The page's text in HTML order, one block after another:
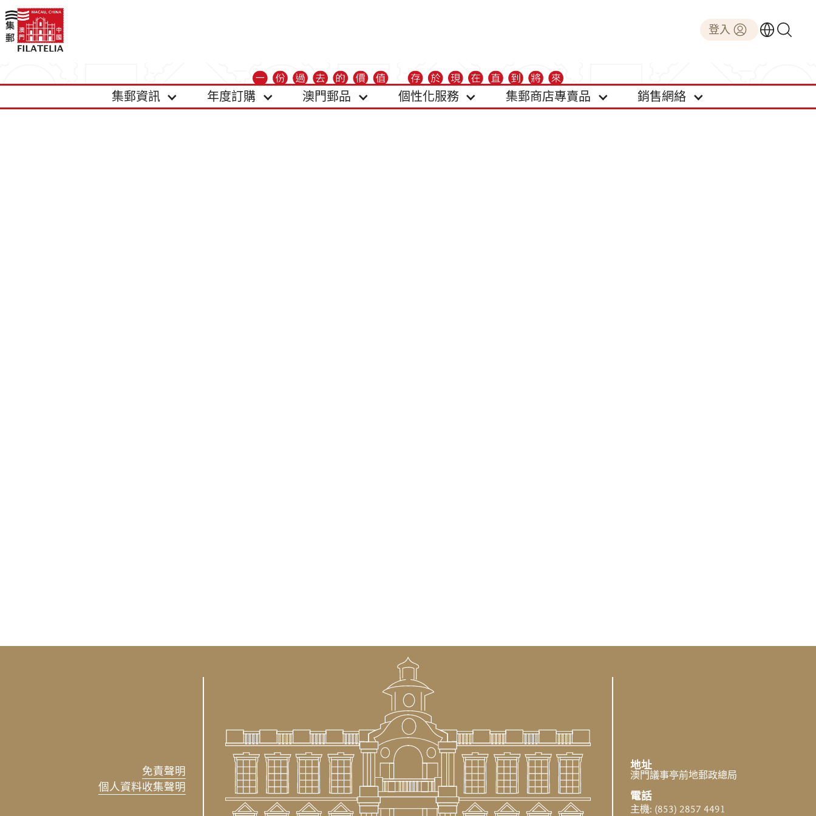
登入
集郵資訊 年度訂購 澳門郵品 個性化服務 集郵商店專賣品 銷售網絡
免責聲明
個人資料收集聲明
地址
澳門議事亭前地郵政總局
電話
主機: (853) 2857 4491